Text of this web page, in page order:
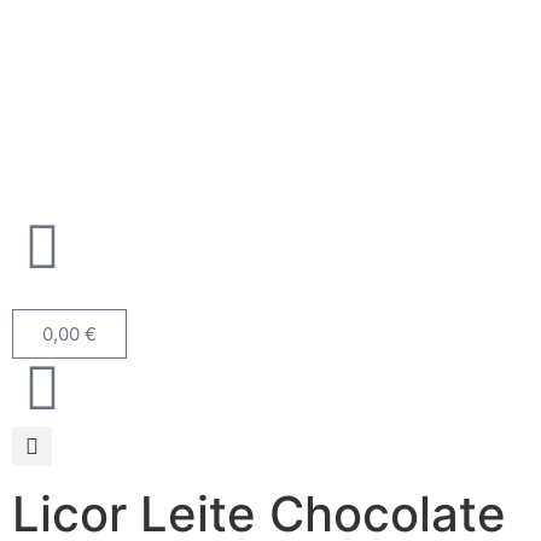
0,00 €
Licor Leite Chocolate